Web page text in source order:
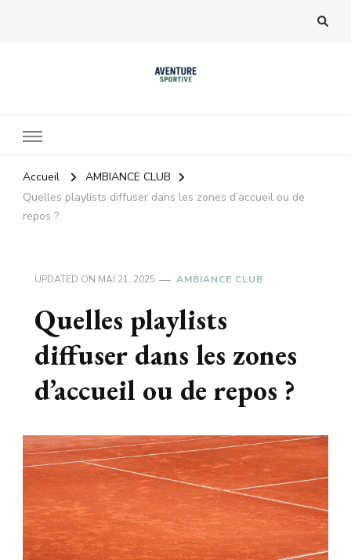
Accueil
AMBIANCE CLUB
Quelles playlists diffuser dans les zones d’accueil ou de
repos ?
UPDATED ON MAI 21, 2025 AMBIANCE CLUB
Quelles playlists
diffuser dans les zones
d’accueil ou de repos ?